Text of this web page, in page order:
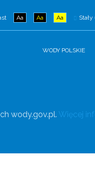
Aa Aa Aa
WODY POLSKIE
wody.gov.pl. Więcej